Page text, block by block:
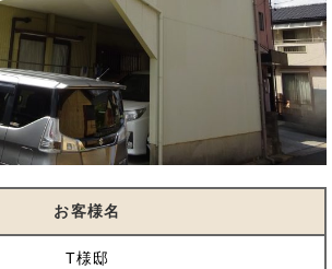
お客様名
T様邸